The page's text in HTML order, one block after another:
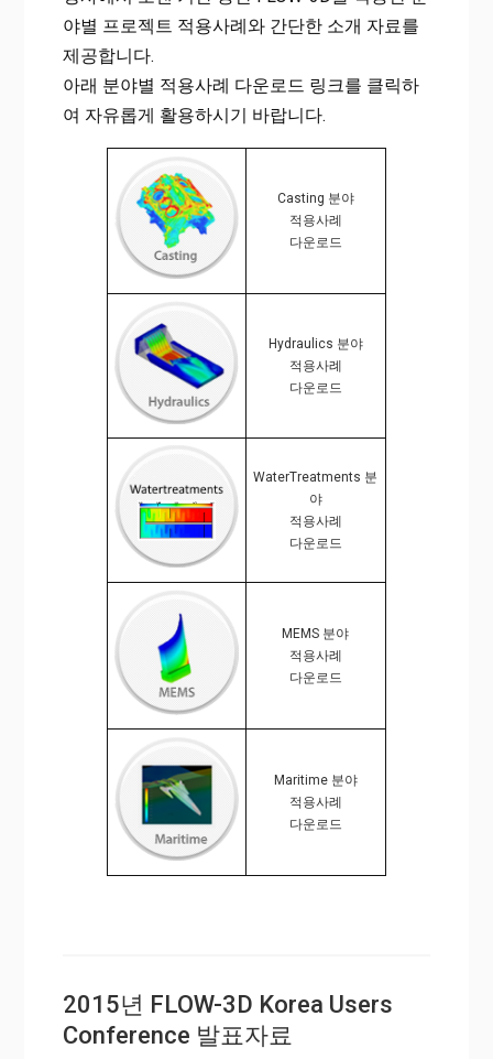
야별 프로젝트 적용사례와 간단한 소개 자료를
제공합니다.
아래 분야별 적용사례 다운로드 링크를 클릭하
여 자유롭게 활용하시기 바랍니다.
Casting 분야
적용사례
다운로드
Hydraulics 분야
적용사례
다운로드
WaterTreatments 분
야
적용사례
다운로드
MEMS 분야
적용사례
다운로드
Maritime 분야
적용사례
다운로드
2015년 FLOW-3D Korea Users
Conference 발표자료